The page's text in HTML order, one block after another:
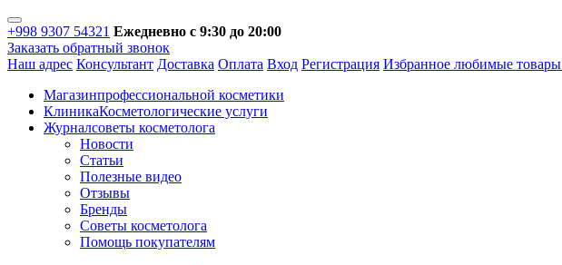
+998 9307 54321 Ежедневно с 9:30 до 20:00
Заказать обратный звонок
Наш адрес Консультант Доставка Оплата Вход Регистрация Избранное любимые товары
Магазинпрофессиональной косметики
КлиникаКосметологические услуги
Журналсоветы косметолога
Новости
Статьи
Полезные видео
Отзывы
Бренды
Советы косметолога
Помощь покупателям